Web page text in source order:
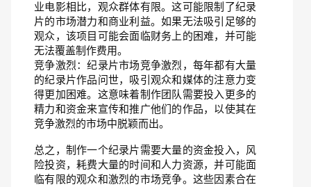
业电影相比，观众群体有限。这可能限制了纪录
片的市场潜力和商业利益。如果无法吸引足够的
观众，该项目可能会面临财务上的困难，并可能
无法覆盖制作费用。
竞争激烈：纪录片市场竞争激烈，每年都有大量
的纪录片作品问世，吸引观众和媒体的注意力变
得更加困难。这意味着制作团队需要投入更多的
精力和资金来宣传和推广他们的作品，以使其在
竞争激烈的市场中脱颖而出。
总之，制作一个纪录片需要大量的资金投入，风
险投资，耗费大量的时间和人力资源，并可能面
临有限的观众和激烈的市场竞争。这些因素合在